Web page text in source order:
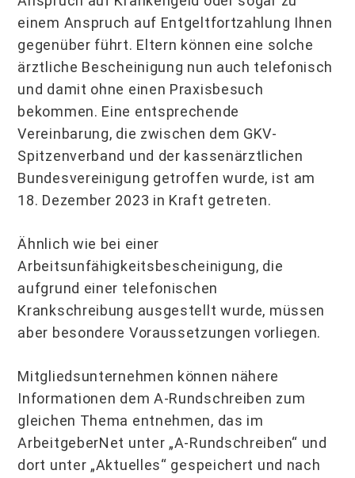
einem Anspruch auf Entgeltfortzahlung Ihnen
gegenüber führt. Eltern können eine solche
ärztliche Bescheinigung nun auch telefonisch
und damit ohne einen Praxisbesuch
bekommen. Eine entsprechende
Vereinbarung, die zwischen dem GKV-
Spitzenverband und der kassenärztlichen
Bundesvereinigung getroffen wurde, ist am
18. Dezember 2023 in Kraft getreten.
Ähnlich wie bei einer
Arbeitsunfähigkeitsbescheinigung, die
aufgrund einer telefonischen
Krankschreibung ausgestellt wurde, müssen
aber besondere Voraussetzungen vorliegen.
Mitgliedsunternehmen können nähere
Informationen dem A-Rundschreiben zum
gleichen Thema entnehmen, das im
ArbeitgeberNet unter „A-Rundschreiben“ und
dort unter „Aktuelles“ gespeichert und nach